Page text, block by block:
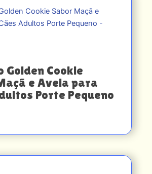
Golden Cookie
e Aveia para
Porte Pequeno